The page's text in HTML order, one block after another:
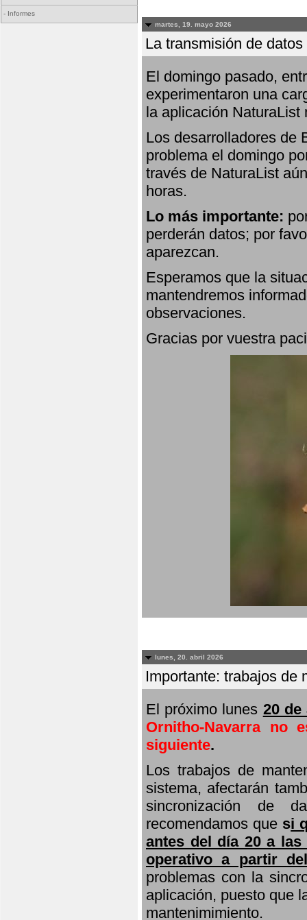
- Informes
martes, 19. mayo 2026
La transmisión de
El domingo pasado,
experimentaron una
la aplicación NaturaList
Los desarrolladores de
problema el domingo
través de NaturaList
horas.
Lo más importante:
perderán datos; por
aparezcan.
Esperamos que la
mantendremos
observaciones.
Gracias por vuestra
lunes, 20. abril 2026
Importante: trabajos de
El próximo lunes 20
Ornitho-Navarra no
siguiente.
Los trabajos de
sistema, afectarán
sincronización de
recomendamos que si
antes del día 20 a
operativo a partir
problemas con la
aplicación, puesto que
mantenimimiento.